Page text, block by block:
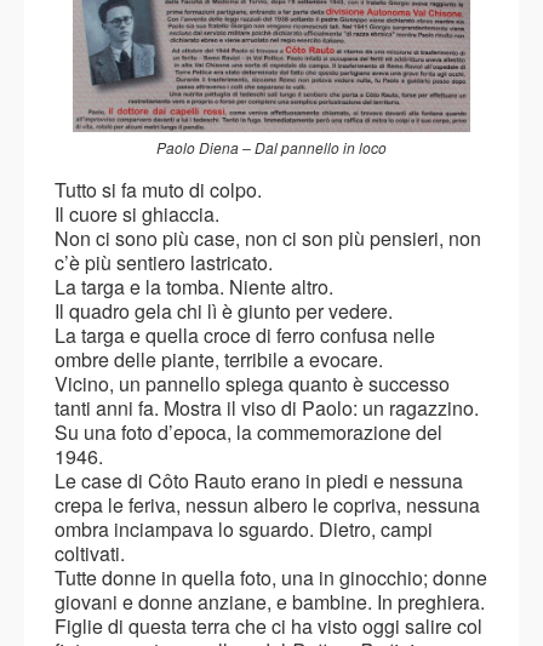
Paolo Diena – Dal pannello in loco
Tutto si fa muto di colpo.
Il cuore si ghiaccia.
Non ci sono più case, non ci son più pensieri, non
c’è più sentiero lastricato.
La targa e la tomba. Niente altro.
Il quadro gela chi lì è giunto per vedere.
La targa e quella croce di ferro confusa nelle
ombre delle piante, terribile a evocare.
Vicino, un pannello spiega quanto è successo
tanti anni fa. Mostra il viso di Paolo: un ragazzino.
Su una foto d’epoca, la commemorazione del
1946.
Le case di Côto Rauto erano in piedi e nessuna
crepa le feriva, nessun albero le copriva, nessuna
ombra inciampava lo sguardo. Dietro, campi
coltivati.
Tutte donne in quella foto, una in ginocchio; donne
giovani e donne anziane, e bambine. In preghiera.
Figlie di questa terra che ci ha visto oggi salire col